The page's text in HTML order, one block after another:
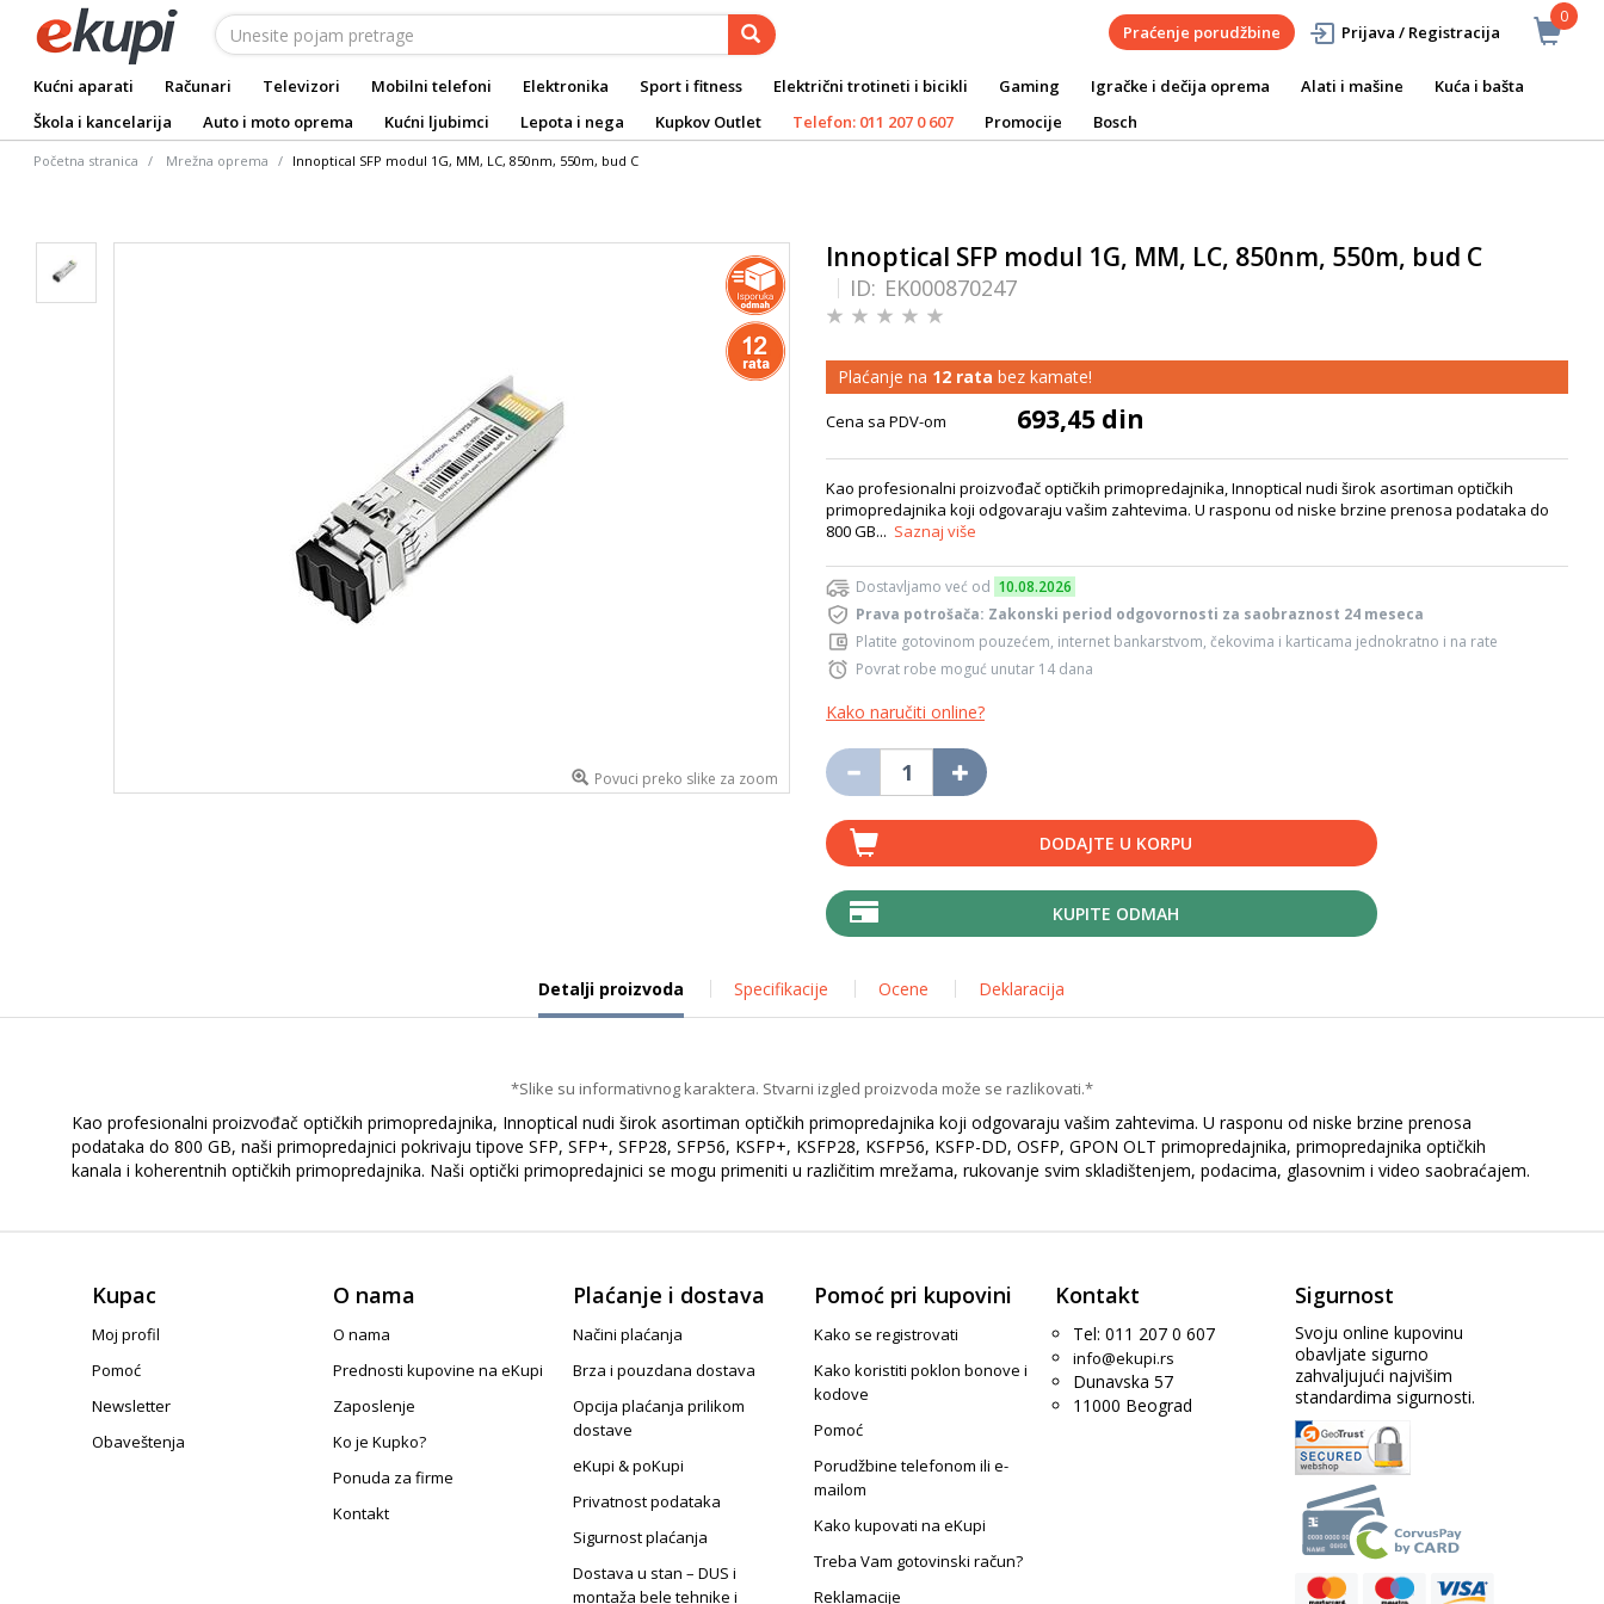
0
Praćenje porudžbine Prijava / Registracija
Kućni aparati Računari Televizori Mobilni telefoni Elektronika Sport i fitness Električni trotineti i bicikli Gaming Igračke i dečija oprema Alati i mašine
Kuća i bašta
Škola i kancelarija
Auto i moto oprema Kućni ljubimci Lepota i nega Kupkov Outlet Telefon: 011 207 0 607 Promocije Bosch
Početna stranica Mrežna oprema Innoptical SFP modul 1G, MM, LC, 850nm, 550m, bud C
Povuci preko slike za zoom
Innoptical SFP modul 1G, MM, LC, 850nm, 550m, bud C
ID: EK000870247
Plaćanje na 12 rata bez kamate!
Cena sa PDV-om 693,45 din
Kao profesionalni proizvođač optičkih primopredajnika, Innoptical nudi širok asortiman optičkih
primopredajnika koji odgovaraju vašim zahtevima. U rasponu od niske brzine prenosa podataka do
800 GB... Saznaj više
Dostavljamo već od 10.08.2026
Prava potrošača: Zakonski period odgovornosti za saobraznost 24 meseca
Platite gotovinom pouzećem, internet bankarstvom, čekovima i karticama jednokratno i na rate
Povrat robe moguć unutar 14 dana
Kako naručiti online?
DODAJTE U KORPU
KUPITE ODMAH
Detalji proizvoda Specifikacije Ocene Deklaracija
*Slike su informativnog karaktera. Stvarni izgled proizvoda može se razlikovati.*
Kao profesionalni proizvođač optičkih primopredajnika, Innoptical nudi širok asortiman optičkih primopredajnika koji odgovaraju vašim zahtevima. U rasponu od niske brzine prenosa
podataka do 800 GB, naši primopredajnici pokrivaju tipove SFP, SFP+, SFP28, SFP56, KSFP+, KSFP28, KSFP56, KSFP-DD, OSFP, GPON OLT primopredajnika, primopredajnika optičkih
kanala i koherentnih optičkih primopredajnika. Naši optički primopredajnici se mogu primeniti u različitim mrežama, rukovanje svim skladištenjem, podacima, glasovnim i video saobraćajem.
Kupac
Moj profil
Pomoć
Newsletter
Obaveštenja
O nama
O nama
Prednosti kupovine na eKupi
Zaposlenje
Ko je Kupko?
Ponuda za firme
Kontakt
Plaćanje i dostava
Načini plaćanja
Brza i pouzdana dostava
Opcija plaćanja prilikom
dostave
eKupi & poKupi
Privatnost podataka
Sigurnost plaćanja
Dostava u stan – DUS i
montaža bele tehnike i
Pomoć pri kupovini
Kako se registrovati
Kako koristiti poklon bonove i
kodove
Pomoć
Porudžbine telefonom ili e-
mailom
Kako kupovati na eKupi
Treba Vam gotovinski račun?
Reklamacije
Kontakt
Tel: 011 207 0 607
info@ekupi.rs
Dunavska 57
11000 Beograd
Sigurnost
Svoju online kupovinu
obavljate sigurno
zahvaljujući najvišim
standardima sigurnosti.